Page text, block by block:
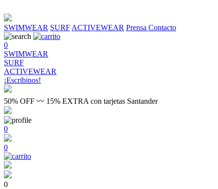
SWIMWEAR SURF ACTIVEWEAR Prensa Contacto
0
SWIMWEAR
SURF
ACTIVEWEAR
¡Escribinos!
50% OFF 〰 15% EXTRA con tarjetas Santander
0
0
0